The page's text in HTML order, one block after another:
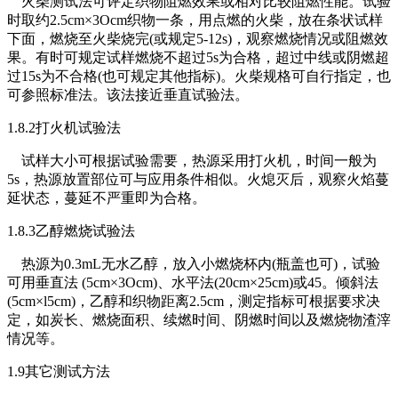
时取约2.5cm×3Ocm织物一条，用点燃的火柴，放在条状试样
下面，燃烧至火柴烧完(或规定5-12s)，观察燃烧情况或阻燃效
果。有时可规定试样燃烧不超过5s为合格，超过中线或阴燃超
过15s为不合格(也可规定其他指标)。火柴规格可自行指定，也
可参照标准法。该法接近垂直试验法。
1.8.2打火机试验法
试样大小可根据试验需要，热源采用打火机，时间一般为
5s，热源放置部位可与应用条件相似。火熄灭后，观察火焰蔓
延状态，蔓延不严重即为合格。
1.8.3乙醇燃烧试验法
热源为0.3mL无水乙醇，放入小燃烧杯内(瓶盖也可)，试验
可用垂直法 (5cm×3Ocm)、水平法(20cm×25cm)或45。倾斜法
(5cm×l5cm)，乙醇和织物距离2.5cm，测定指标可根据要求决
定，如炭长、燃烧面积、续燃时间、阴燃时间以及燃烧物渣滓
情况等。
1.9其它测试方法